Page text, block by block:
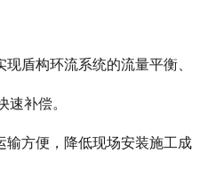
盾构环流系统的流量平衡、
速补偿。
输方便，降低现场安装施工成